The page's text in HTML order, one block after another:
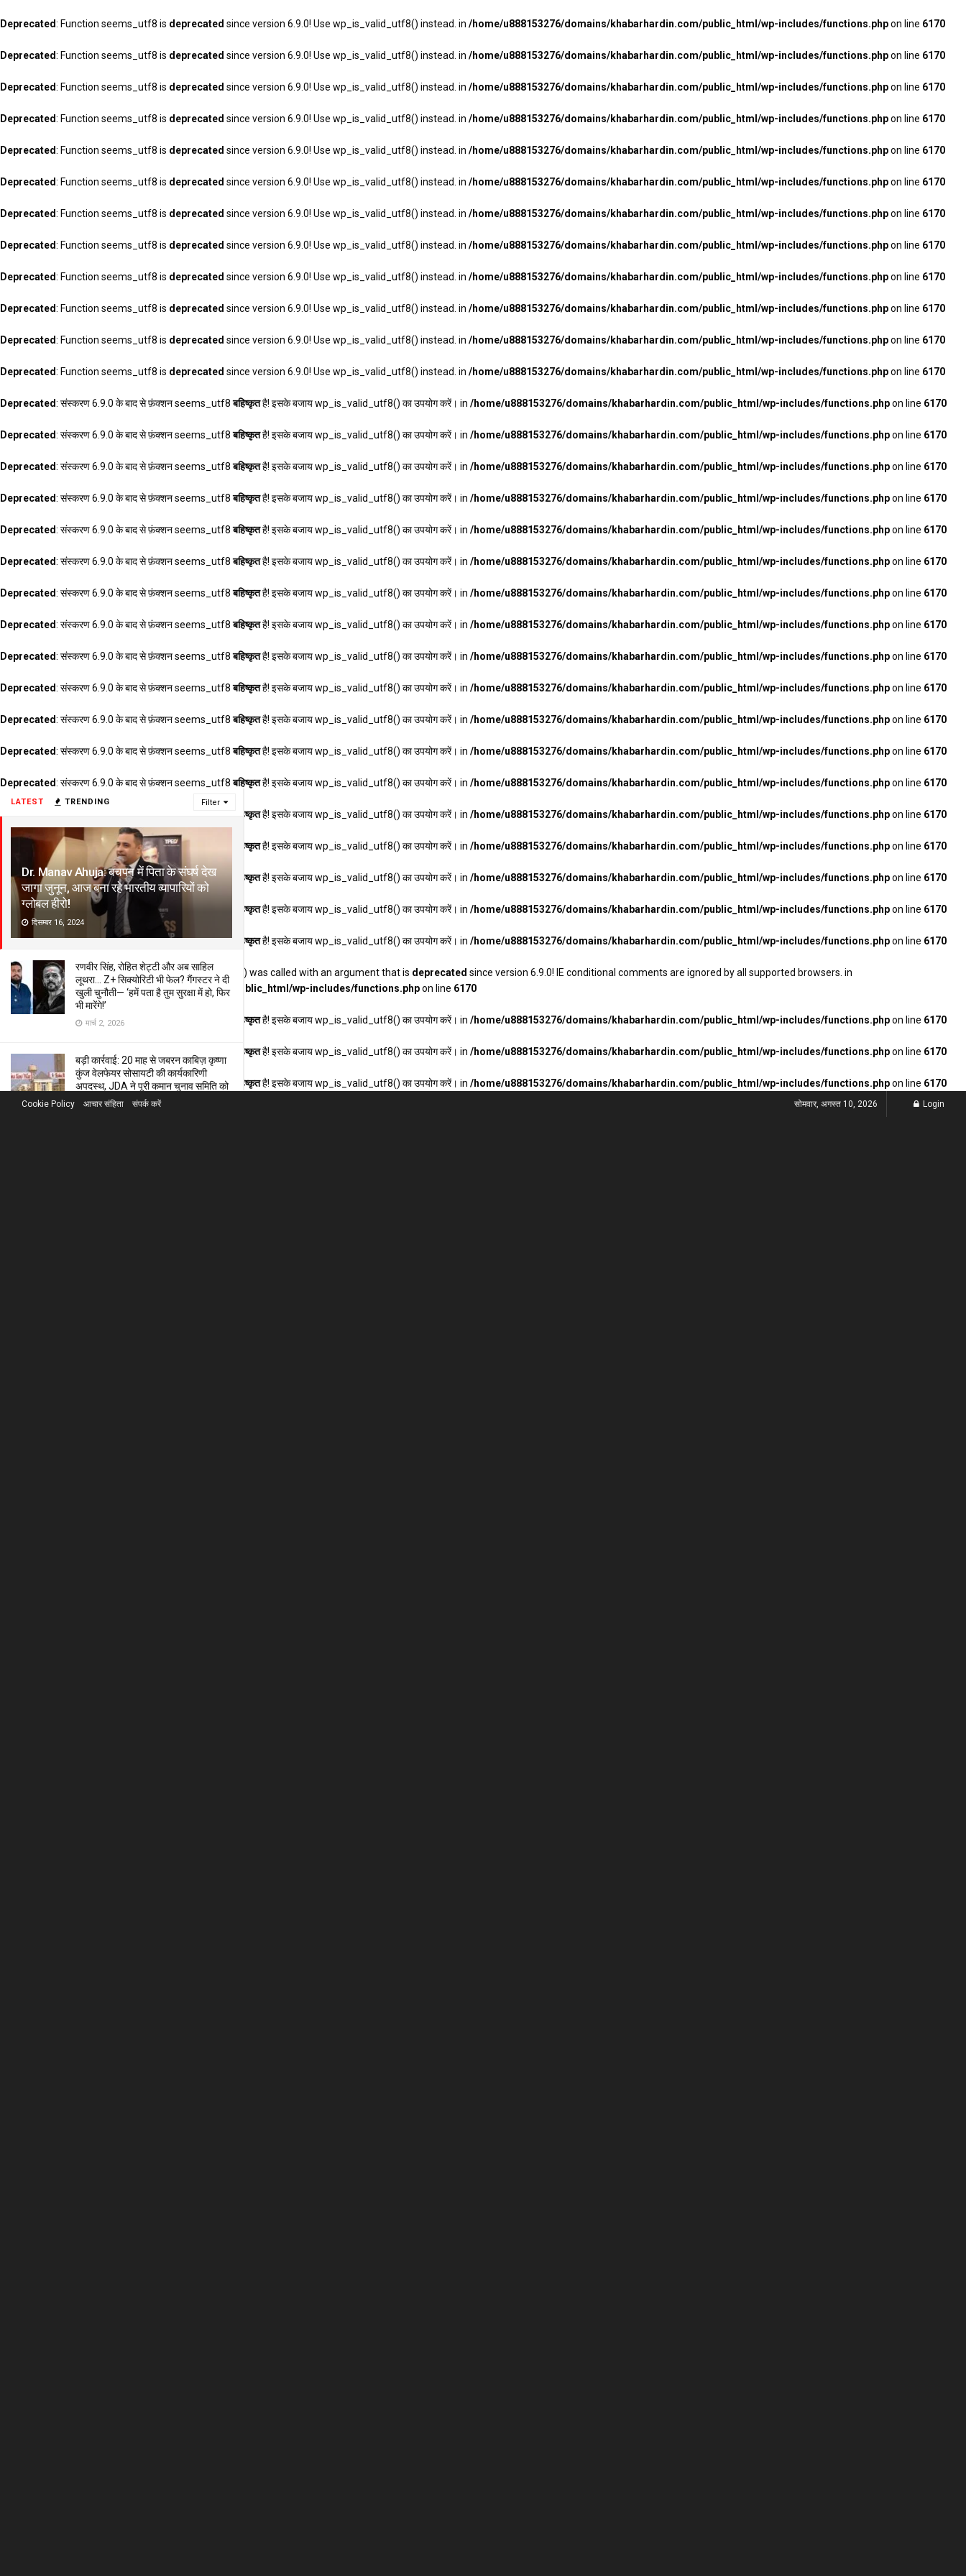
Deprecated: Function seems_utf8 is deprecated since version 6.9.0! Use wp_is_valid_utf8() instead. in /home/u888153276/domains/khabarhardin.com/public_html/wp-includes/functions.phpon line 6170
Deprecated: Function seems_utf8 is deprecated since version 6.9.0! Use wp_is_valid_utf8() instead. in /home/u888153276/domains/khabarhardin.com/public_html/wp-includes/functions.phpon line 6170
Deprecated: Function seems_utf8 is deprecated since version 6.9.0! Use wp_is_valid_utf8() instead. in /home/u888153276/domains/khabarhardin.com/public_html/wp-includes/functions.phpon line 6170
Deprecated: Function seems_utf8 is deprecated since version 6.9.0! Use wp_is_valid_utf8() instead. in /home/u888153276/domains/khabarhardin.com/public_html/wp-includes/functions.phpon line 6170
Deprecated: Function seems_utf8 is deprecated since version 6.9.0! Use wp_is_valid_utf8() instead. in /home/u888153276/domains/khabarhardin.com/public_html/wp-includes/functions.phpon line 6170
Deprecated: Function seems_utf8 is deprecated since version 6.9.0! Use wp_is_valid_utf8() instead. in /home/u888153276/domains/khabarhardin.com/public_html/wp-includes/functions.phpon line 6170
Deprecated: Function seems_utf8 is deprecated since version 6.9.0! Use wp_is_valid_utf8() instead. in /home/u888153276/domains/khabarhardin.com/public_html/wp-includes/functions.phpon line 6170
Deprecated: Function seems_utf8 is deprecated since version 6.9.0! Use wp_is_valid_utf8() instead. in /home/u888153276/domains/khabarhardin.com/public_html/wp-includes/functions.phpon line 6170
Deprecated: Function seems_utf8 is deprecated since version 6.9.0! Use wp_is_valid_utf8() instead. in /home/u888153276/domains/khabarhardin.com/public_html/wp-includes/functions.phpon line 6170
Deprecated: Function seems_utf8 is deprecated since version 6.9.0! Use wp_is_valid_utf8() instead. in /home/u888153276/domains/khabarhardin.com/public_html/wp-includes/functions.phpon line 6170
Deprecated: Function seems_utf8 is deprecated since version 6.9.0! Use wp_is_valid_utf8() instead. in /home/u888153276/domains/khabarhardin.com/public_html/wp-includes/functions.phpon line 6170
Deprecated: Function seems_utf8 is deprecated since version 6.9.0! Use wp_is_valid_utf8() instead. in /home/u888153276/domains/khabarhardin.com/public_html/wp-includes/functions.phpon line 6170
Deprecated: संस्करण 6.9.0 के बाद से फ़ंक्शन seems_utf8बहिष्कृतहै! इसके बजाय wp_is_valid_utf8() का उपयोग करें। in /home/u888153276/domains/khabarhardin.com/public_html/wp-includes/functions.phpon line 6170
Deprecated: संस्करण 6.9.0 के बाद से फ़ंक्शन seems_utf8बहिष्कृतहै! इसके बजाय wp_is_valid_utf8() का उपयोग करें। in /home/u888153276/domains/khabarhardin.com/public_html/wp-includes/functions.phpon line 6170
Deprecated: संस्करण 6.9.0 के बाद से फ़ंक्शन seems_utf8बहिष्कृतहै! इसके बजाय wp_is_valid_utf8() का उपयोग करें। in /home/u888153276/domains/khabarhardin.com/public_html/wp-includes/functions.phpon line 6170
Deprecated: संस्करण 6.9.0 के बाद से फ़ंक्शन seems_utf8बहिष्कृतहै! इसके बजाय wp_is_valid_utf8() का उपयोग करें। in /home/u888153276/domains/khabarhardin.com/public_html/wp-includes/functions.phpon line 6170
Deprecated: संस्करण 6.9.0 के बाद से फ़ंक्शन seems_utf8बहिष्कृतहै! इसके बजाय wp_is_valid_utf8() का उपयोग करें। in /home/u888153276/domains/khabarhardin.com/public_html/wp-includes/functions.phpon line 6170
Deprecated: संस्करण 6.9.0 के बाद से फ़ंक्शन seems_utf8बहिष्कृतहै! इसके बजाय wp_is_valid_utf8() का उपयोग करें। in /home/u888153276/domains/khabarhardin.com/public_html/wp-includes/functions.phpon line 6170
Deprecated: संस्करण 6.9.0 के बाद से फ़ंक्शन seems_utf8बहिष्कृतहै! इसके बजाय wp_is_valid_utf8() का उपयोग करें। in /home/u888153276/domains/khabarhardin.com/public_html/wp-includes/functions.phpon line 6170
Deprecated: संस्करण 6.9.0 के बाद से फ़ंक्शन seems_utf8बहिष्कृतहै! इसके बजाय wp_is_valid_utf8() का उपयोग करें। in /home/u888153276/domains/khabarhardin.com/public_html/wp-includes/functions.phpon line 6170
Deprecated: संस्करण 6.9.0 के बाद से फ़ंक्शन seems_utf8बहिष्कृतहै! इसके बजाय wp_is_valid_utf8() का उपयोग करें। in /home/u888153276/domains/khabarhardin.com/public_html/wp-includes/functions.phpon line 6170
Deprecated: संस्करण 6.9.0 के बाद से फ़ंक्शन seems_utf8बहिष्कृतहै! इसके बजाय wp_is_valid_utf8() का उपयोग करें। in /home/u888153276/domains/khabarhardin.com/public_html/wp-includes/functions.phpon line 6170
Deprecated: संस्करण 6.9.0 के बाद से फ़ंक्शन seems_utf8बहिष्कृतहै! इसके बजाय wp_is_valid_utf8() का उपयोग करें। in /home/u888153276/domains/khabarhardin.com/public_html/wp-includes/functions.phpon line 6170
Deprecated: संस्करण 6.9.0 के बाद से फ़ंक्शन seems_utf8बहिष्कृतहै! इसके बजाय wp_is_valid_utf8() का उपयोग करें। in /home/u888153276/domains/khabarhardin.com/public_html/wp-includes/functions.phpon line 6170
Deprecated: संस्करण 6.9.0 के बाद से फ़ंक्शन seems_utf8बहिष्कृतहै! इसके बजाय wp_is_valid_utf8() का उपयोग करें। in /home/u888153276/domains/khabarhardin.com/public_html/wp-includes/functions.phpon line 6170
Deprecated बहिष्कृतहै! इसके बजाय wp_is_valid_utf8() का उपयोग करें। in /home/u888153276/domains/khabarhardin.com/public_html/wp-includes/functions.phpon line 6170
Deprecated: संस्करण 6.9.0 के बाद से फ़ंक्शन seems_utf8 बहिष्कृतहै! इसके बजाय wp_is_valid_utf8() का उपयोग करें। in /home/u888153276/domains/khabarhardin.com/public_html/wp-includes/functions.phpon line 6170
Deprecated: संस्करण 6.9.0 के बाद से फ़ंक्शन seems_utf8 बहिष्कृतहै! इसके बजाय wp_is_valid_utf8() का उपयोग करें। in /home/u888153276/domains/khabarhardin.com/public_html/wp-includes/functions.phpon line 6170
Deprecated: संस्करण 6.9.0 के बाद से फ़ंक्शन seems_utf8 बहिष्कृतहै! इसके बजाय wp_is_valid_utf8() का उपयोग करें। in /home/u888153276/domains/khabarhardin.com/public_html/wp-includes/functions.phpon line 6170
Deprecated: संस्करण 6.9.0 के बाद से फ़ंक्शन seems_utf8 बहिष्कृतहै! इसके बजाय wp_is_valid_utf8() का उपयोग करें। in /home/u888153276/domains/khabarhardin.com/public_html/wp-includes/functions.phpon line 6170
Deprecated: Function WP_Dependencies->add_data() was called with an argument that is deprecated since version 6.9.0! IE conditional comments are ignored by all supported browsers. in
/home/u888153276/domains/khabarhardin.com/public_html/wp-includes/functions.phpon line 6170
: संस्करण 6.9.0 के बाद से फ़ंक्शन seems_utf8 बहिष्कृतहै! इसके बजाय wp_is_valid_utf8() का उपयोग करें। in /home/u888153276/domains/khabarhardin.com/public_html/wp-includes/functions.phpon line 6170
Deprecated: संस्करण 6.9.0 के बाद से फ़ंक्शन seems_utf8 बहिष्कृतहै! इसके बजाय wp_is_valid_utf8() का उपयोग करें। in /home/u888153276/domains/khabarhardin.com/public_html/wp-includes/functions.phpon line 6170
Deprecated: संस्करण 6.9.0 के बाद से फ़ंक्शन seems_utf8 बहिष्कृतहै! इसके बजाय wp_is_valid_utf8() का उपयोग करें। in /home/u888153276/domains/khabarhardin.com/public_html/wp-includes/functions.phpon line 6170
LATEST TRENDING Filter
Dr. Manav Ahuja: बचपन में पिता के संघर्ष देख
जागा जुनून, आज बना रहे भारतीय व्यापारियों को
ग्लोबल हीरो!
दिसम्बर 16, 2024
रणवीर सिंह, रोहित शेट्टी और अब साहिल
लूथरा… Z+ सिक्योरिटी भी फेल? गैंगस्टर ने दी
खुली चुनौती— ‘हमें पता है तुम सुरक्षा में हो, फिर
भी मारेंगे!’
मार्च 2, 2026
बड़ी कार्रवाई: 20 माह से जबरन काबिज़ कृष्णा
कुंज वेलफेयर सोसायटी की कार्यकारिणी
अपदस्थ, JDA ने पूरी कमान चुनाव समिति को
सौंपी
Cookie Policy आचार संहिता संपर्क करें सोमवार, अगस्त 10, 2026 Login